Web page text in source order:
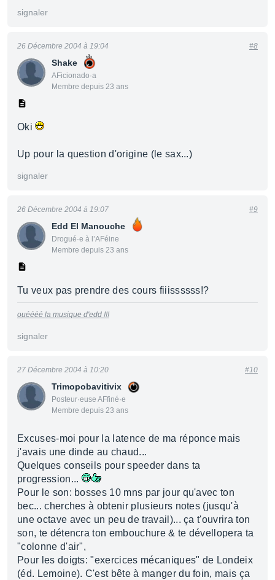
signaler
Shake
AFicionado·a
Membre depuis 23 ans
26 Décembre 2004 à 19:04 #8
Oki
Up pour la question d'origine (le sax...)
signaler
Edd El Manouche
Drogué·e à l’AFéine
Membre depuis 23 ans
26 Décembre 2004 à 19:07 #9
Tu veux pas prendre des cours fiiissssss!?
ouéééé la musique d'edd !!!
signaler
Trimopobavitivix
Posteur·euse AFfiné·e
Membre depuis 23 ans
27 Décembre 2004 à 10:20 #10
Excuses-moi pour la latence de ma réponce mais
j'avais une dinde au chaud...
Quelques conseils pour speeder dans ta
progression...
Pour le son: bosses 10 mns par jour qu'avec ton
bec... cherches à obtenir plusieurs notes (jusqu'à
une octave avec un peu de travail)... ça t'ouvrira ton
son, te détencra ton embouchure & te dévellopera ta
"colonne d'air",
Pour les doigts: "exercices mécaniques" de Londeix
(éd. Lemoine). C'est bête à manger du foin, mais ça